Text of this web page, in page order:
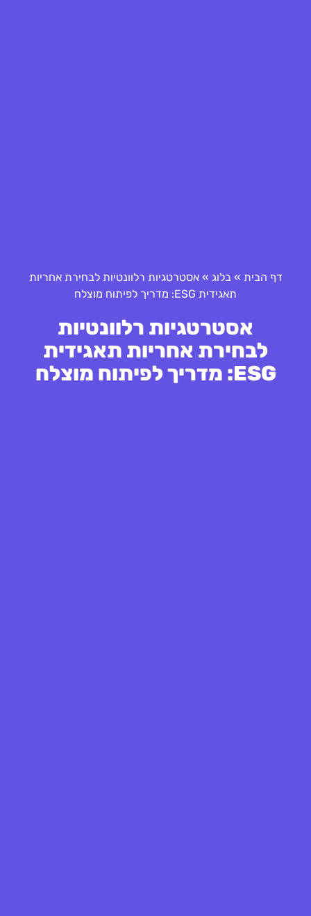
דף הבית »בלוג »אסטרטגיות רלוונטיות לבחירת אחריות
תאגידית ESG: מדריך לפיתוח מוצלח
אסטרטגיות רלוונטיות
לבחירת אחריות תאגידית
ESG: מדריך לפיתוח מוצלח